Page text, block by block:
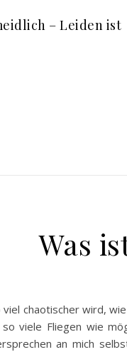
– Leiden ist
Was
chaotischer wird,
viele Fliegen wie
an mich